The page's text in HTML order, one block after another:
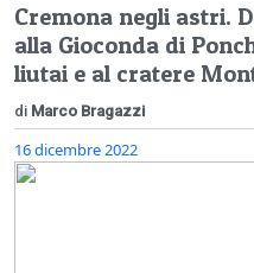
Cremona negli astri.
alla Gioconda di
liutai e al cratere
di Marco Bragazzi
16 dicembre 2022